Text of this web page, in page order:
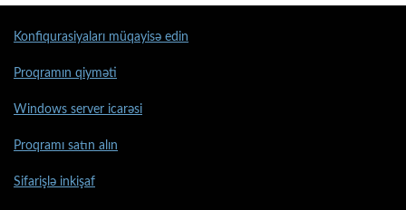
Konfiqurasiyaları müqayisə edin
Proqramın qiyməti
Windows server icarəsi
Proqramı satın alın
Sifarişlə inkişaf